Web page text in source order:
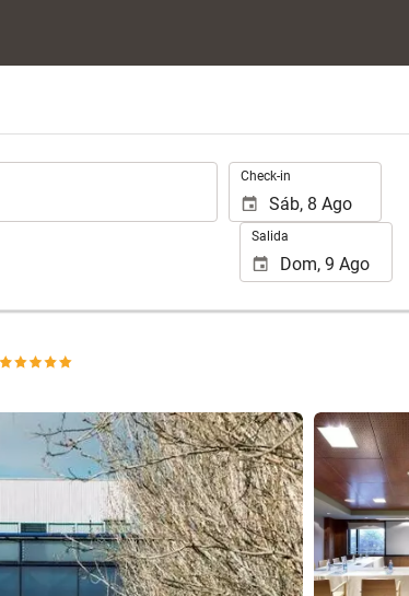
Check-in
Salida
Ver